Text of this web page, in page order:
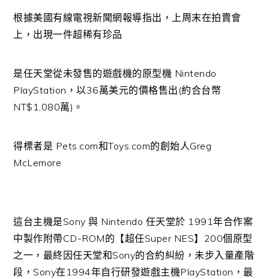
根據美國有線電視新聞網報導指出，上周末在拍賣會
上，出現一件超稀有珍品
是任天堂從未發售的遊戲機的原型機 Nintendo
PlayStation，以36萬美元的價格售出(約合台幣
NT$1,080萬)。
得標者是 Pets.com和Toys.com的創始人Greg
McLemore
這台主機是Sony 與 Nintendo 任天堂於 1991年合作案
中製作附帶CD-ROM的【超任Super NES】200個原型
之一，最終因任天堂和Sony的合約糾紛，未步入量產階
段，Sony在1994年自行研發遊戲主機PlayStation，最